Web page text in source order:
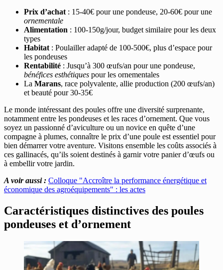
Prix d’achat : 15-40€ pour une pondeuse, 20-60€ pour une
ornementale
Alimentation : 100-150g/jour, budget similaire pour les deux
types
Habitat : Poulailler adapté de 100-500€, plus d’espace pour
les pondeuses
Rentabilité : Jusqu’à 300 œufs/an pour une pondeuse,
bénéfices esthétiques pour les ornementales
La Marans, race polyvalente, allie production (200 œufs/an)
et beauté pour 30-35€
Le monde intéressant des poules offre une diversité surprenante,
notamment entre les pondeuses et les races d’ornement. Que vous
soyez un passionné d’aviculture ou un novice en quête d’une
compagne à plumes, connaître le prix d’une poule est essentiel pour
bien démarrer votre aventure. Visitons ensemble les coûts associés à
ces gallinacés, qu’ils soient destinés à garnir votre panier d’œufs ou
à embellir votre jardin.
A voir aussi : Colloque "Accroître la performance énergétique et
économique des agroéquipements" : les actes
Caractéristiques distinctives des poules
pondeuses et d’ornement